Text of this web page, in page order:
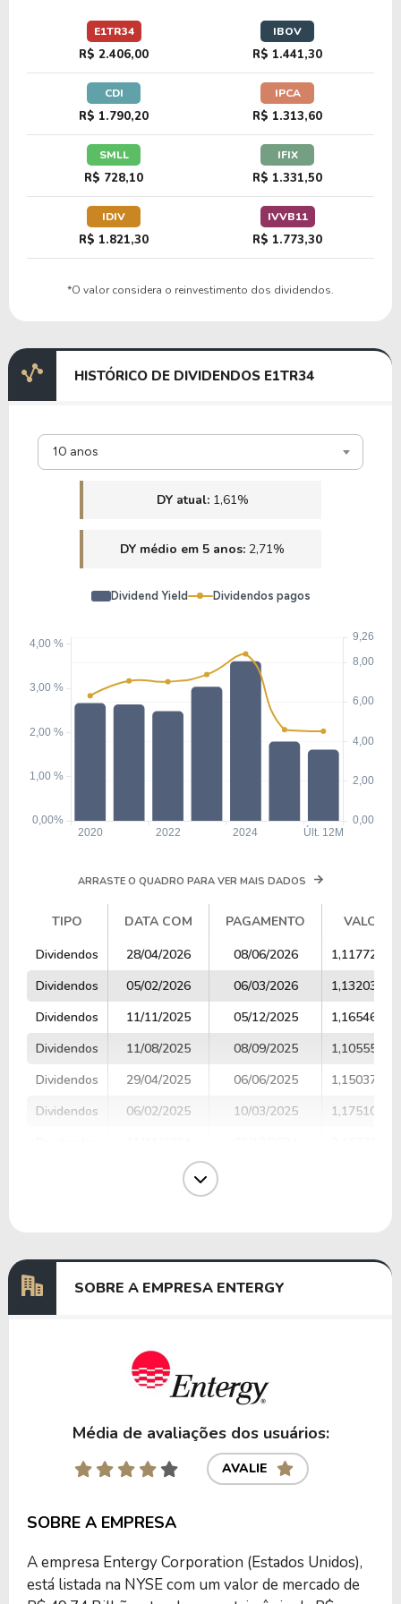
29,83 4,58%
21,99 11,06%
25,58 1,92 7,52% 3,31%
A1EE34
1,93%
E1TR34
R$ 2.406,00
IBOV
R$ 1.441,30
CDI
R$ 1.790,20
IPCA
R$ 1.313,60
SMLL
R$ 728,10
IFIX
R$ 1.331,50
IDIV
R$ 1.821,30
IVVB11
R$ 1.773,30
*O valor considera o reinvestimento dos dividendos.
HISTÓRICO DE DIVIDENDOS E1TR34
10 anos
DY atual: 1,61%
DY médio em 5 anos: 2,71%
Dividend Yield Dividendos pagos
ARRASTE O QUADRO PARA VER MAIS DADOS
TIPO DATA COM PAGAMENTO
VALOR
TIPO
DATA COM PAGAMENTO VALOR
Dividendos 28/04/2026 08/06/2026
1,11772728
Dividendos
05/02/2026 06/03/2026
1,13203296
Dividendos
11/11/2025 05/12/2025
1,16546623
Dividendos
11/08/2025 08/09/2025
1,10555555
Dividendos
29/04/2025 06/06/2025
1,15037380
Dividendos
06/02/2025 10/03/2025
1,17510695
09/08/2024
SOBRE A EMPRESA ENTERGY
Média de avaliações dos usuários:
AVALIE
SOBRE A EMPRESA
A empresa Entergy Corporation (Estados Unidos),
está listada na NYSE com um valor de mercado de